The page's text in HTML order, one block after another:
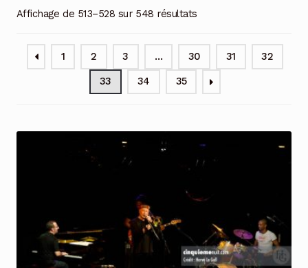
Affichage de 513–528 sur 548 résultats
1 2 3 … 30 31 32
33 34 35